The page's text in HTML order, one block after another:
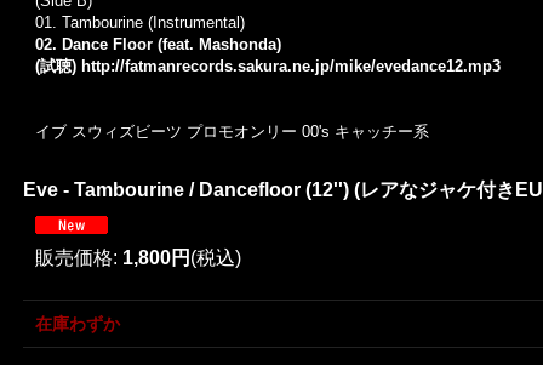
01. Tambourine (Instrumental)
02. Dance Floor (feat. Mashonda)
(試聴) http://fatmanrecords.sakura.ne.jp/mike/evedance12.mp3
イブ スウィズビーツ プロモオンリー 00's キャッチー系
Eve - Tambourine / Dancefloor (12'') (レアなジャケ付き
販売価格: 1,800円 (税込)
在庫わずか